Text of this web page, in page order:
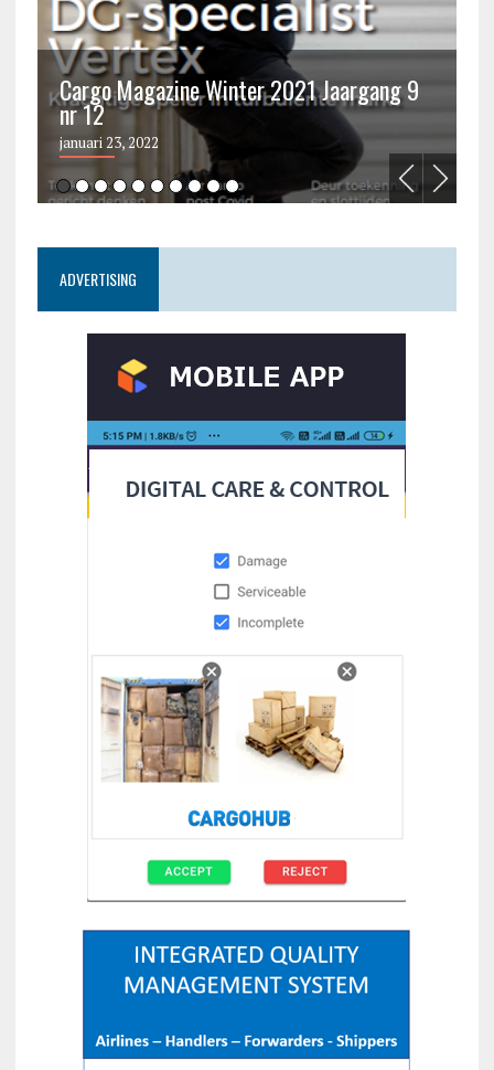
Cargo Magazine Winter 2021 Jaargang 9
nr 12
januari 23, 2022
ADVERTISING